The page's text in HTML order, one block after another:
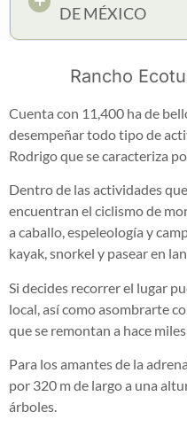
DE MÉXICO
Rancho
Cuenta con 11,400 ha de
desempeñar todo tipo de
Rodrigo que se caracteriza
Dentro de las actividades
encuentran el ciclismo de
a caballo, espeleología y
kayak, snorkel y pasear en
Si decides recorrer el lugar
local, así como asombrarte
que se remontan a hace miles
Para los amantes de la
por 320 m de largo a una
árboles.